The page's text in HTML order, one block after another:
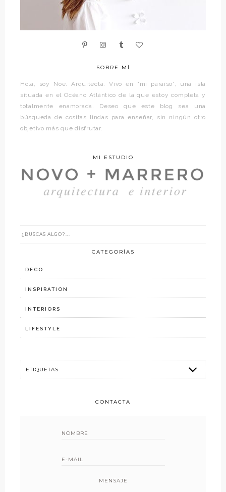
SOBRE MÍ
Hola, soy Noe. Arquitecta. Vivo en “mi paraíso”, una isla
situada en el Océano Atlántico de la que estoy completa y
totalmente enamorada. Deseo que este blog sea una
búsqueda de cositas lindas para enseñar, sin ningún otro
objetivo más que disfrutar.
MI ESTUDIO
CATEGORÍAS
DECO
INSPIRATION
INTERIORS
LIFESTYLE
CONTACTA
MENSAJE